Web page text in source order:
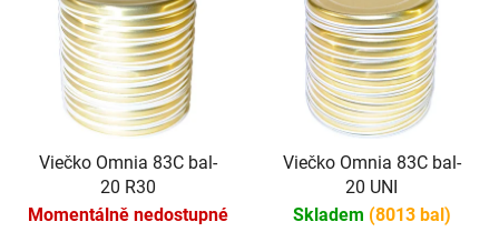
Viečko Omnia 83C bal-
20 R30
Momentálně nedostupné
Viečko Omnia 83C bal-
20 UNI
Skladem (8013 bal)